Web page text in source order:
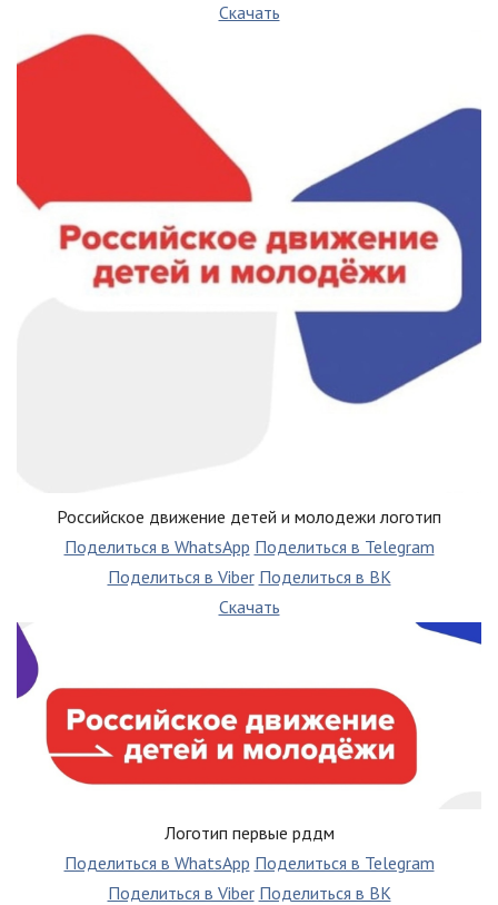
Скачать
Российское движение детей и молодежи логотип
Поделиться в WhatsApp Поделиться в Telegram
Поделиться в Viber Поделиться в ВК
Скачать
Логотип первые рддм
Поделиться в WhatsApp Поделиться в Telegram
Поделиться в Viber Поделиться в ВК